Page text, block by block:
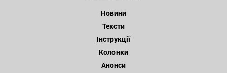
Новини
Тексти
Інструкції
Колонки
Анонси